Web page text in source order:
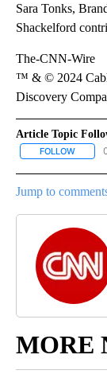
Sara Tonks,
Shackelford
The-CNN-Wire
™ & © 2024
Discovery
Article Topic
FOLLOW
Jump to
MORE